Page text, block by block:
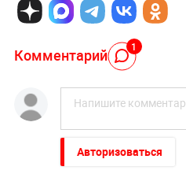
Комментарий 1
Авторизоваться